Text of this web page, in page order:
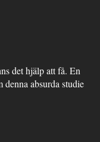
det hjälp att få. En
denna absurda studie